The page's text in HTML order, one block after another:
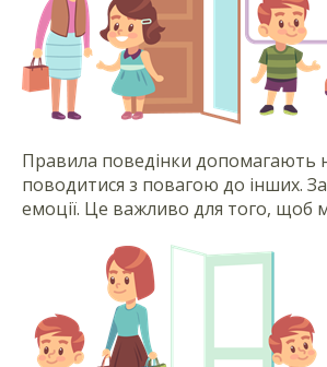
Правила поведінки допомагають
поводитися з повагою до інших.
емоції. Це важливо для того, щоб